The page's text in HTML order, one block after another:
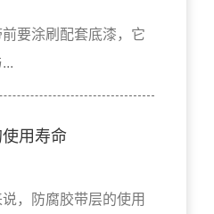
要涂刷配套底漆，它
用寿命
，防腐胶带层的使用